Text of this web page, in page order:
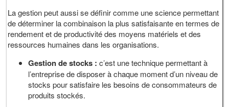
La gestion peut aussi se définir comme une science permettant
de déterminer la combinaison la plus satisfaisante en termes de
rendement et de productivité des moyens matériels et des
ressources humaines dans les organisations.
Gestion de stocks :c’est une technique permettant à
l’entreprise de disposer à chaque moment d’un niveau de
stocks pour satisfaire les besoins de consommateurs de
produits stockés.